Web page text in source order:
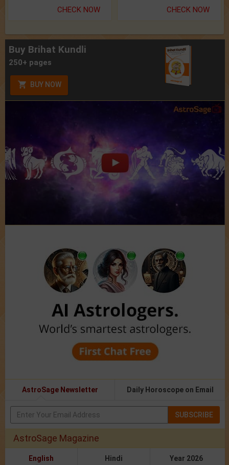
CHECK NOW CHECK NOW
Buy Brihat Kundli
250+ pages
BUY NOW
AstroSage Newsletter Daily Horoscope on Email
SUBSCRIBE
AstroSage Magazine
English Hindi Year 2026